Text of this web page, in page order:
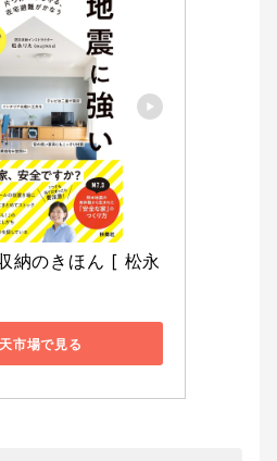
納のきほん [ 松永
市場で見る